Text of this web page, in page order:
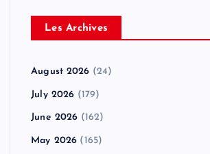
Les Archives
August 2026 (24)
July 2026 (179)
June 2026 (162)
May 2026 (165)